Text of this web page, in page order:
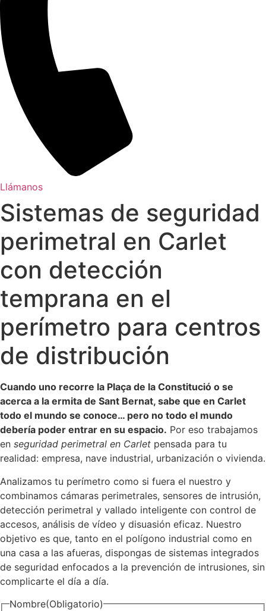
Llámanos
Sistemas de seguridad
perimetral en Carlet
con detección
temprana en el
perímetro para centros
de distribución
Cuando uno recorre la Plaça de la Constitució o se
acerca a la ermita de Sant Bernat, sabe que en Carlet
todo el mundo se conoce… pero no todo el mundo
debería poder entrar en su espacio. Por eso trabajamos
en seguridad perimetral en Carlet pensada para tu
realidad: empresa, nave industrial, urbanización o vivienda.
Analizamos tu perímetro como si fuera el nuestro y
combinamos cámaras perimetrales, sensores de intrusión,
detección perimetral y vallado inteligente con control de
accesos, análisis de vídeo y disuasión eficaz. Nuestro
objetivo es que, tanto en el polígono industrial como en
una casa a las afueras, dispongas de sistemas integrados
de seguridad enfocados a la prevención de intrusiones, sin
complicarte el día a día.
Nombre(Obligatorio)